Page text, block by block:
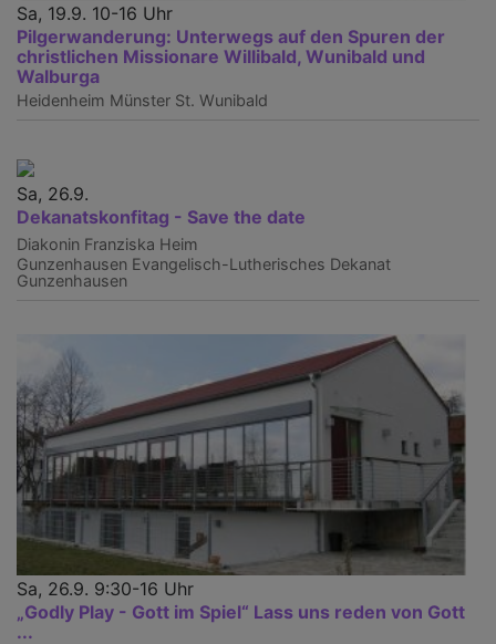
Sa, 19.9. 10-16 Uhr
Pilgerwanderung: Unterwegs auf den Spuren der
christlichen Missionare Willibald, Wunibald und
Walburga
Heidenheim Münster St. Wunibald
Sa, 26.9.
Dekanatskonfitag - Save the date
Diakonin Franziska Heim
Gunzenhausen Evangelisch-Lutherisches Dekanat
Gunzenhausen
Sa, 26.9. 9:30-16 Uhr
„Godly Play - Gott im Spiel“ Lass uns reden von Gott
...